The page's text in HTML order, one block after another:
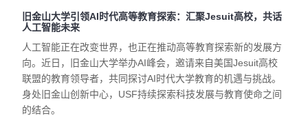
旧金山大学引领AI时代高等教育探索：汇聚Jesuit高校，共话
人工智能未来
人工智能正在改变世界，也正在推动高等教育探索新的发展方
向。近日，旧金山大学举办AI峰会，邀请来自美国Jesuit高校
联盟的教育领导者，共同探讨AI时代大学教育的机遇与挑战。
身处旧金山创新中心，USF持续探索科技发展与教育使命之间
的结合。